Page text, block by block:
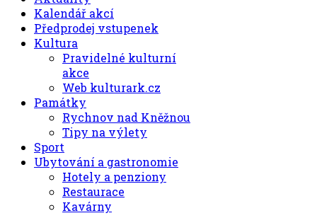
Kalendář akcí
Předprodej vstupenek
Kultura
Pravidelné kulturní
akce
Web kulturark.cz
Památky
Rychnov nad Kněžnou
Tipy na výlety
Sport
Ubytování a gastronomie
Hotely a penziony
Restaurace
Kavárny